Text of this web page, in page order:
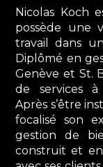
Nicolas Koch
possède une
travail dans
Diplômé en
Genève et St.
de services
Après s’être
focalisé son
gestion de
construit et